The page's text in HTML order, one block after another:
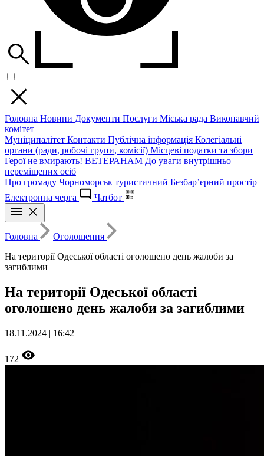
Головна Новини Документи Послуги Міська рада Виконавчий
комітет
Муніципалітет Контакти Публічна інформація Колегіальні
органи (ради, робочі групи, комісії) Місцеві податки та збори
Герої не вмирають! ВЕТЕРАНАМ До уваги внутрішньо
переміщених осіб
Про громаду Чорноморськ туристичний Безбар’єрний простір
Електронна черга
Чатбот
Головна
Оголошення
На території Одеської області оголошено день жалоби за
загиблими
На території Одеської області
оголошено день жалоби за загиблими
18.11.2024 | 16:42
172